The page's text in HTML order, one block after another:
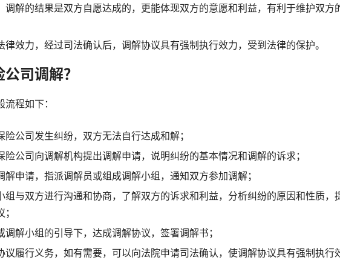
调解的结果是双方自愿达成的，更能体现双方的意愿和利益，有利于维护双方
律效力，经过司法确认后，调解协议具有强制执行效力，受到法律的保护。
司调解？
程如下：
险公司发生纠纷，双方无法自行达成和解；
险公司向调解机构提出调解申请，说明纠纷的基本情况和调解的诉求；
解申请，指派调解员或组成调解小组，通知双方参加调解；
组与双方进行沟通和协商，了解双方的诉求和利益，分析纠纷的原因和性质，
调解小组的引导下，达成调解协议，签署调解书；
议履行义务，如有需要，可以向法院申请司法确认，使调解协议具有强制执行